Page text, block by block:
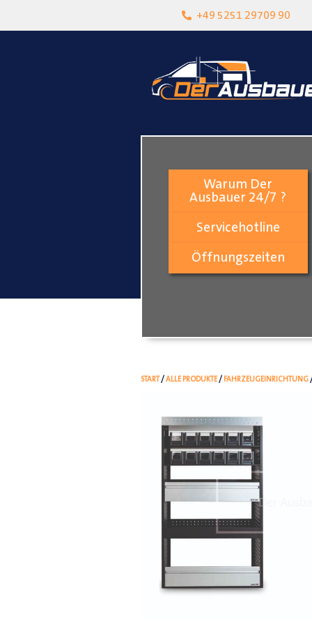
+49 5251 29709 90
Über 15 Jahre Erfahrung
Warum Der
Ausbauer 24/7 ?
Servicehotline
Öffnungszeiten
START/ALLE PRODUKTE/ FAHRZEUGEINRICHTUNG/